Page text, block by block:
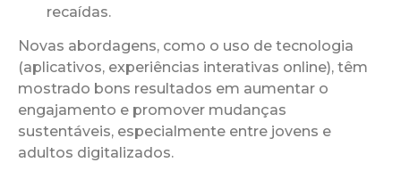
recaídas.
Novas abordagens, como o uso de tecnologia
(aplicativos, experiências interativas online), têm
mostrado bons resultados em aumentar o
engajamento e promover mudanças
sustentáveis, especialmente entre jovens e
adultos digitalizados.